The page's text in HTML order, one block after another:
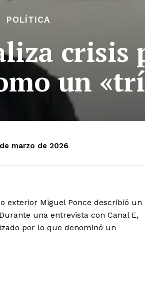
POLÍTICA
crisis
un
marzo de 2026
exterior Miguel Ponce describió un
una entrevista con Canal E,
por lo que denominó un